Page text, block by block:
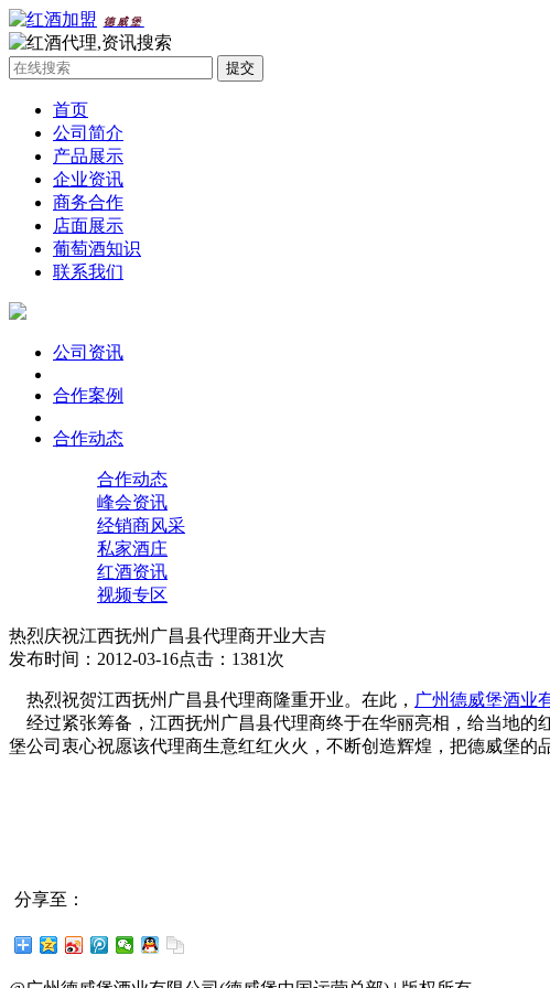
德威堡
首页
公司简介
产品展示
企业资讯
商务合作
店面展示
葡萄酒知识
联系我们
公司资讯
合作案例
合作动态
合作动态
峰会资讯
经销商风采
私家酒庄
红酒资讯
视频专区
热烈庆祝江西抚州广昌县代理商开业大吉
发布时间：2012-03-16点击：1381次
热烈祝贺江西抚州广昌县代理商隆重开业。在此， 广州德威堡酒业
经过紧张筹备，江西抚州广昌县代理商终于在华丽亮相，给当地的
堡公司衷心祝愿该代理商生意红红火火，不断创造辉煌，把德威堡的
分享至：